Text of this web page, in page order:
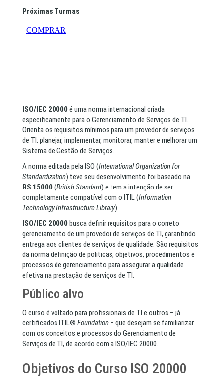
Próximas Turmas
ISO/IEC 20000 é uma norma internacional criada
especificamente para o Gerenciamento de Serviços de TI.
Orienta os requisitos mínimos para um provedor de serviços
de TI: planejar, implementar, monitorar, manter e melhorar um
Sistema de Gestão de Serviços.
A norma editada pela ISO (International Organization for
Standardization) teve seu desenvolvimento foi baseado na
BS 15000 (British Standard) e tem a intenção de ser
completamente compatível com o ITIL (Information
Technology Infrastructure Library).
ISO/IEC 20000 busca definir requisitos para o correto
gerenciamento de um provedor de serviços de TI, garantindo
entrega aos clientes de serviços de qualidade. São requisitos
da norma definição de políticas, objetivos, procedimentos e
processos de gerenciamento para assegurar a qualidade
efetiva na prestação de serviços de TI.
Público alvo
O curso é voltado para profissionais de TI e outros – já
certificados ITIL® Foundation – que desejam se familiarizar
com os conceitos e processos do Gerenciamento de
Serviços de TI, de acordo com a ISO/IEC 20000.
Objetivos do Curso ISO 20000